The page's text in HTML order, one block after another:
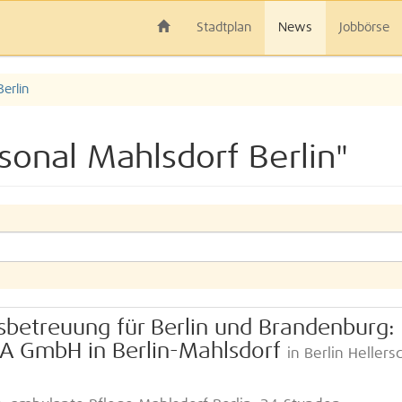
Stadtplan News Jobbörse
Mahlsdorf Berlin"
für Berlin und Brandenburg:
GmbH in Berlin-Mahlsdorf in Berlin